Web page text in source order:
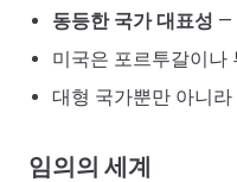
동등한 국가 대표성 —
미국은 포르투갈이나
대형 국가뿐만 아니
임의의 세계